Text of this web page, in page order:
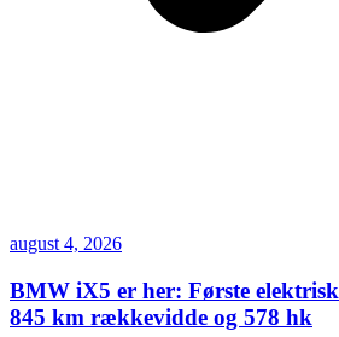
august 4, 2026
BMW iX5 er her: Første
845 km rækkevidde og 578 hk